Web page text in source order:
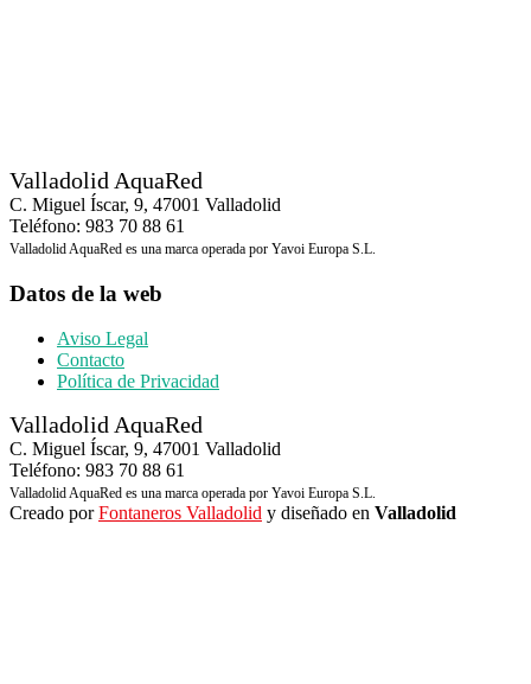
Valladolid AquaRed
C. Miguel Íscar, 9, 47001 Valladolid
Teléfono: 983 70 88 61
Valladolid AquaRed es una marca operada por Yavoi Europa S.L.
Datos de la web
Aviso Legal
Contacto
Política de Privacidad
Valladolid AquaRed
C. Miguel Íscar, 9, 47001 Valladolid
Teléfono: 983 70 88 61
Valladolid AquaRed es una marca operada por Yavoi Europa S.L.
Creado porFontaneros Valladolid y diseñado en Valladolid